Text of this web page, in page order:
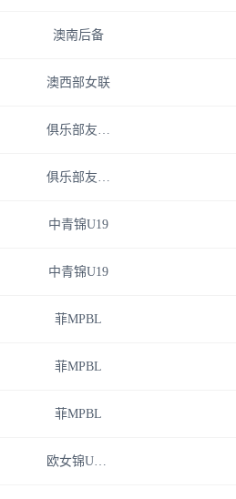
澳南后备
澳西部女联
俱乐部友谊赛
俱乐部友谊赛
中青锦U19
中青锦U19
菲MPBL
菲MPBL
菲MPBL
欧女锦U18A级